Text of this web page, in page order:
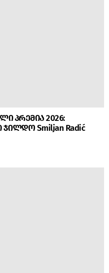
პრემია 2026:
Smiljan Radić